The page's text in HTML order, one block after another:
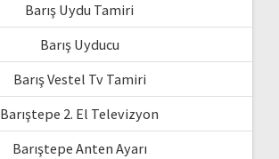
Barış Uydu Tamiri
Barış Uyducu
Barış Vestel Tv Tamiri
Barıştepe 2. El Televizyon
Barıştepe Anten Ayarı